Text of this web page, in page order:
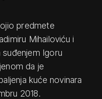
predmete
Mihailoviću i
suđenjem Igoru
da je
kuće novinara
2018.